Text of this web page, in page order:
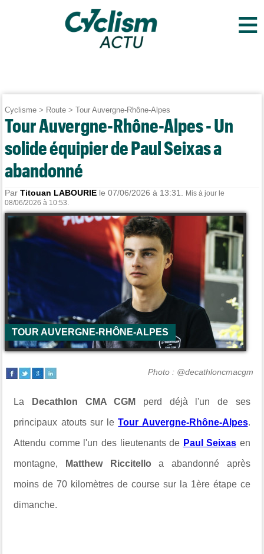
≡
Cyclisme > Route >Tour Auvergne-Rhône-Alpes
Tour Auvergne-Rhône-Alpes - Un
solide équipier de Paul Seixas a
abandonné
ParTitouan LABOURIE le 07/06/2026 à 13:31.
Mis à jour le
08/06/2026 à 10:53.
TOUR AUVERGNE-RHÔNE-ALPES
Photo : @decathloncmacgm
La Decathlon CMA CGM perd déjà l'un de ses
principaux atouts sur leTour Auvergne-Rhône-Alpes.
Attendu comme l'un des lieutenants de Paul Seixas en
montagne, Matthew Riccitelloa abandonné après
moins de 70 kilomètres de course sur la 1ère étape ce
dimanche.